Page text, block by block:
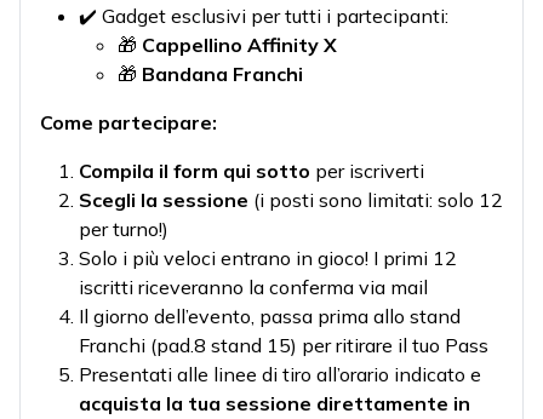
✔️ Gadget esclusivi per tutti i partecipanti:
🎁 Cappellino Affinity X
🎁 Bandana Franchi
Come partecipare:
Compila il form qui sotto per iscriverti
Scegli la sessione (i posti sono limitati: solo 12
per turno!)
Solo i più veloci entrano in gioco! I primi 12
iscritti riceveranno la conferma via mail
Il giorno dell’evento, passa prima allo stand
Franchi (pad.8 stand 15) per ritirare il tuo Pass
Presentati alle linee di tiro all’orario indicato e
acquista la tua sessione direttamente in